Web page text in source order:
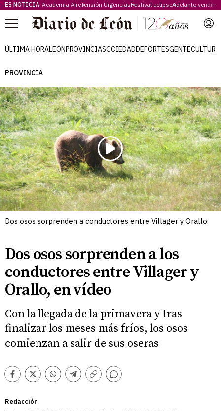
ES NOTICIA Academia AireTensión UrgenciasFestival eclipseAdelanto
Menú
ÚLTIMA HORALEÓNPROVINCIASOCIEDADDEPORTESGENTECULTURA
PROVINCIA
Dos osos sorprenden a conductores entre Villager y Orallo.
Dos osos sorprenden a los
conductores entre Villager y
Orallo, en vídeo
Con la llegada de la primavera y tras
finalizar los meses más fríos, los osos
comienzan a salir de sus oseras
Facebook
TwitterWhatsappTelegram
Copiar
Comentarios
Redacción